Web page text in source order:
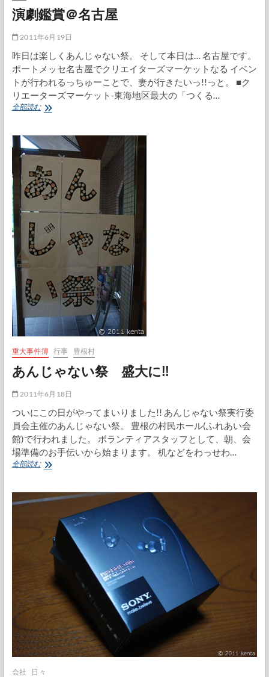
決
演劇鑑賞＠名古屋
2011年6月19日
昨日は楽しくあんじゃない祭。 そして本日は… 名古屋です。
ポートメッセ名古屋でクリエイターズマーケットなる イベン
トが行われるっちゅーことで、妻が行きたいっ!!っと。 ■ク
リエーターズマーケット-東海地区最大の「つくる…
全部読む演
＠
古
屋
重大事件簿 行事 豊根村
あんじゃない祭 盛大に!!
2011年6月18日
ついにこの日がやってまいりました!! あんじゃない祭実行委
員会主催のあんじゃない祭。 豊根の村民ホール(ふれあい会
館)で行われました。 ボランティアスタッフとして、朝、会
場準備のお手伝いから始まります。 机などをわっせわ…
全部読むあ
ゃ
会社 日々